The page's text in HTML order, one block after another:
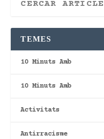
TEMES
10 Minuts Amb
10 Minuts Amb
Activitats
Antirracisme